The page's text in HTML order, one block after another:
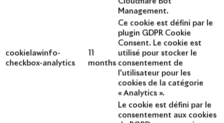
Management.
cookielawinfo-
checkbox-analytics
months
Ce cookie est défini par le
plugin GDPR Cookie
Consent. Le cookie est
utilisé pour stocker le
consentement de
l'utilisateur pour les
cookies de la catégorie
« Analytics ».
Le cookie est défini par le
consentement aux cookies